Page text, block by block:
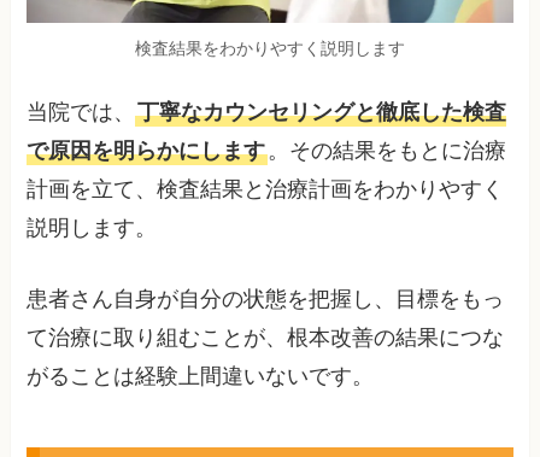
検査結果をわかりやすく説明します
当院では、丁寧なカウンセリングと徹底した検査
で原因を明らかにします。その結果をもとに治療
計画を立て、検査結果と治療計画をわかりやすく
説明します。
患者さん自身が自分の状態を把握し、目標をもっ
て治療に取り組むことが、根本改善の結果につな
がることは経験上間違いないです。